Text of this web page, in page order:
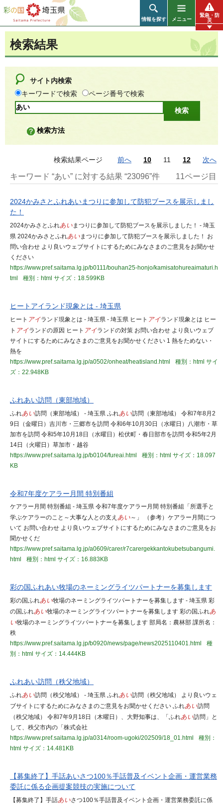
彩の国 埼玉県
情報を探す メニュー
緊急・防
災
検索結果
サイト内検索
キーワードで検索
ページ番号で検索
検索方法
検索結果ページ 前へ 10 11 12 次へ
キーワード “あい” に対する結果 “23096”件 11ページ目
2024かみさとふれあいまつりに参加して防犯ブースを展示しまし
た！
2024かみさとふれあいまつりに参加して防犯ブースを展示しました！ - 埼玉
県 2024かみさとふれあいまつりに参加して防犯ブースを展示しました！ お
問い合わせ より良いウェブサイトにするためにみなさまのご意見をお聞かせ
ください
https://www.pref.saitama.lg.jp/b0111/bouhan25-honjo/kamisatohureaimaturi.h
tml
種別：html サイズ：18.599KB
ヒートアイランド現象とは - 埼玉県
ヒート アイランド現象とは - 埼玉県 - 埼玉県 ヒート アイランド現象とは ヒー
ト アイランドの原因 ヒート アイランドの対策 お問い合わせ より良いウェブ
サイトにするためにみなさまのご意見をお聞かせください 1 熱をためない・
熱を
https://www.pref.saitama.lg.jp/a0502/onheat/heatisland.html
種別：html サイ
ズ：22.948KB
ふれあい訪問（東部地域）
ふれあい訪問（東部地域） - 埼玉県 ふれあい訪問（東部地域） 令和7年8月2
9日（金曜日）吉川市・三郷市を訪問 令和6年10月30日（水曜日）八潮市・草
加市を訪問 令和5年10月18日（水曜日）松伏町・春日部市を訪問 令和5年2月
14日（火曜日）草加市・越谷
https://www.pref.saitama.lg.jp/b0104/fureai.html
種別：html サイズ：18.097
KB
令和7年度ケアラー月間 特別番組
ケアラー月間 特別番組 - 埼玉県 令和7年度ケアラー月間 特別番組「所選手と
学ぶケアラーのこと～大事な人との支え あい～」 （参考）ケアラー月間につ
いて お問い合わせ より良いウェブサイトにするためにみなさまのご意見をお
聞かせくだ
https://www.pref.saitama.lg.jp/a0609/carer/r7carergekkantokubetsubangumi.
html
種別：html サイズ：16.883KB
彩の国ふれあい牧場のネーミングライツパートナーを募集します
彩の国ふれあい牧場のネーミングライツパートナーを募集します - 埼玉県 彩
の国ふれあい牧場のネーミングライツパートナーを募集します 彩の国ふれあ
い牧場のネーミングライツパートナーを募集します 部局名：農林部 課所名：
秩
https://www.pref.saitama.lg.jp/b0920/news/page/news2025110401.html
種
別：html サイズ：14.444KB
ふれあい訪問（秩父地域）
ふれあい訪問（秩父地域） - 埼玉県 ふれあい訪問（秩父地域） より良いウェ
ブサイトにするためにみなさまのご意見をお聞かせください ふれあい訪問
（秩父地域） 令和7年9月18日（木曜日）、大野知事は、「ふれあい訪問」と
して、秩父市内の「株式会社
https://www.pref.saitama.lg.jp/a0314/room-ugoki/202509/18_01.html
種別：
html サイズ：14.481KB
【募集終了】手話あいさつ100％手話普及イベント企画・運営業務
委託に係る企画提案競技の実施について
【募集終了】手話あいさつ100％手話普及イベント企画・運営業務委託に係